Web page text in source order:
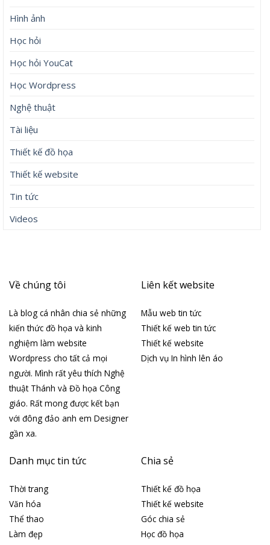
Hình ảnh
Học hỏi
Học hỏi YouCat
Học Wordpress
Nghệ thuật
Tài liệu
Thiết kế đồ họa
Thiết kế website
Tin tức
Videos
Về chúng tôi
Là blog cá nhân chia sẻ những
kiến thức đồ họa và kinh
nghiệm làm website
Wordpress cho tất cả mọi
người. Mình rất yêu thích Nghệ
thuật Thánh và Đồ họa Công
giáo. Rất mong được kết bạn
với đông đảo anh em Designer
gần xa.
Liên kết website
Mẫu web tin tức
Thiết kế web tin tức
Thiết kế website
Dịch vụ In hình lên áo
Danh mục tin tức
Thời trang
Văn hóa
Thể thao
Làm đẹp
Chia sẻ
Thiết kế đồ họa
Thiết kế website
Góc chia sẻ
Học đồ họa